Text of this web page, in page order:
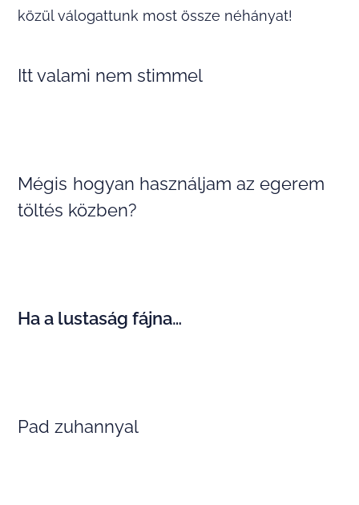
közül válogattunk most össze néhányat!
Itt valami nem stimmel
Mégis hogyan használjam az egerem
töltés közben?
Ha a lustaság fájna…
Pad zuhannyal